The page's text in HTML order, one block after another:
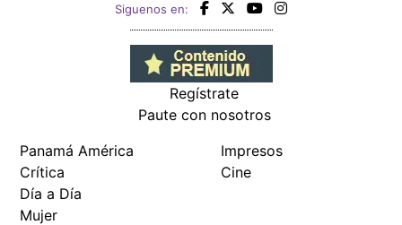
Siguenos en:
Regístrate
Paute con nosotros
Panamá América
Crítica
Día a Día
Mujer
Impresos
Cine